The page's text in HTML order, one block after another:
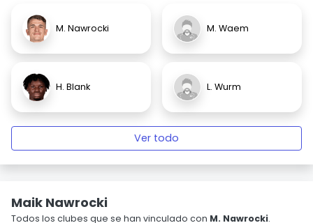
M. Nawrocki M. Waem
H. Blank L. Wurm
Ver todo
Maik Nawrocki
Todos los clubes que se han vinculado con M. Nawrocki.